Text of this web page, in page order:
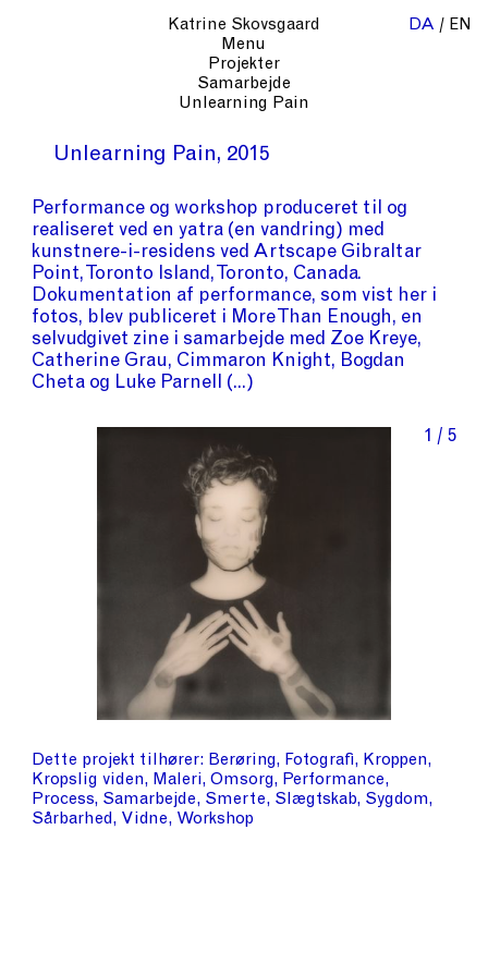
Katrine Skovsgaard
Menu
Projekter
Samarbejde
Unlearning Pain
DA EN
Unlearning Pain 2015
Performance og workshop produceret til og
realiseret ved en yatra (en vandring) med
kunstnere-i-residens ved Artscape Gibraltar
Point, Toronto Island, Toronto, Canada.
Dokumentation af performance, som vist her i
fotos, blev publiceret i More Than Enough, en
selvudgivet zine i samarbejde med Zoe Kreye,
Catherine Grau, Cimmaron Knight, Bogdan
Cheta og Luke Parnell
1 / 5
Dette projekt tilhører Berøring Fotografi
Kroppen
Kropslig viden
Maleri Omsorg
Performance
Process Samarbejde Smerte Slægtskab Sygdom
Sårbarhed
Vidne Workshop